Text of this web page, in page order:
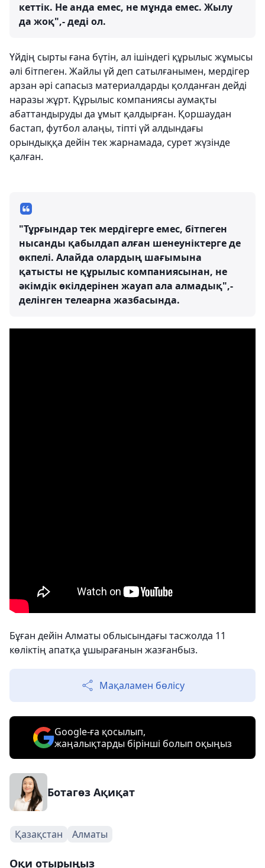
кеттік. Не анда емес, не мұнда емес. Жылу
да жоқ",- деді ол.
Үйдің сырты ғана бүтін, ал ішіндегі құрылыс жұмысы
әлі бітпеген. Жайлы үй деп сатылғанымен, мердігер
арзан әрі сапасыз материалдарды қолданған дейді
наразы жұрт. Құрылыс компаниясы аумақты
абаттандыруды да ұмыт қалдырған. Қоршаудан
бастап, футбол алаңы, тіпті үй алдындағы
орындыққа дейін тек жарнамада, сурет жүзінде
қалған.
"Тұрғындар тек мердігерге емес, бітпеген
нысанды қабылдап алған шенеуніктерге де
өкпелі. Алайда олардың шағымына
қатысты не құрылыс компаниясынан, не
әкімдік өкілдерінен жауап ала алмадық",-
делінген телеарна жазбасында.
Бұған дейін Алматы облысындағы тасжолда 11
көліктің апатқа ұшырағанын жазғанбыз.
Мақаламен бөлісу
Google-ға қосылып,
жаңалықтарды бірінші болып оқыңыз
Ботагөз Ақиқат
Қазақстан Алматы
Оқи отырыңыз